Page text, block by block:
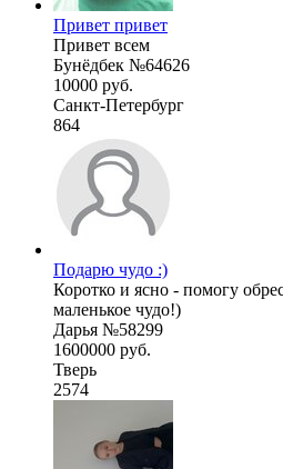
Привет привет
Привет всем
Бунёдбек №64626
10000 руб.
Санкт-Петербург
864
Подарю чудо :)
Коротко и ясно - помогу
маленькое чудо!)
Дарья №58299
1600000 руб.
Тверь
2574